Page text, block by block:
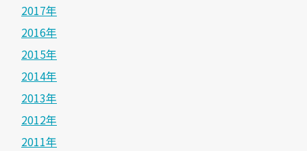
2017年
2016年
2015年
2014年
2013年
2012年
2011年